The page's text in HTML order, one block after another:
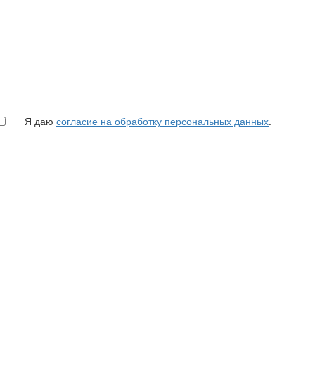
Я даю согласие на обработку персональных данных.